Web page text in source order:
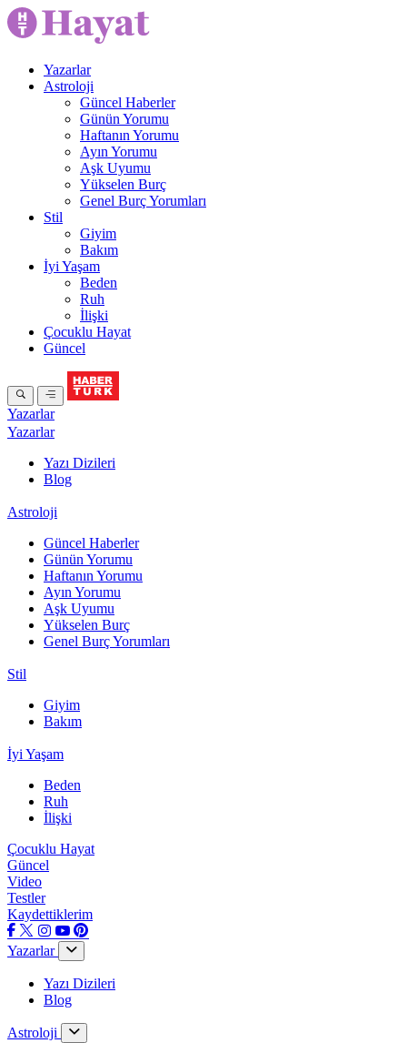
Yazarlar
Astroloji
Güncel Haberler
Günün Yorumu
Haftanın Yorumu
Ayın Yorumu
Aşk Uyumu
Yükselen Burç
Genel Burç Yorumları
Stil
Giyim
Bakım
İyi Yaşam
Beden
Ruh
İlişki
Çocuklu Hayat
Güncel
Yazarlar
Yazarlar
Yazı Dizileri
Blog
Astroloji
Güncel Haberler
Günün Yorumu
Haftanın Yorumu
Ayın Yorumu
Aşk Uyumu
Yükselen Burç
Genel Burç Yorumları
Stil
Giyim
Bakım
İyi Yaşam
Beden
Ruh
İlişki
Çocuklu Hayat
Güncel
Video
Testler
Kaydettiklerim
Yazarlar
Yazı Dizileri
Blog
Astroloji